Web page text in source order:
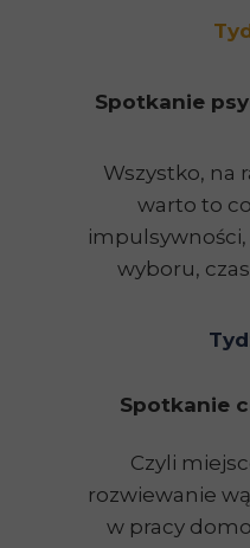
Wszystko, na
warto to
impulsywności,
wyboru,
Spotkanie
Czyli
rozwiewanie
w pracy
Spotkanie